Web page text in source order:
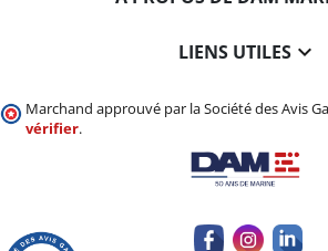
LIENS UTILES 
Marchand approuvé par la Société des Avis
vérifier.